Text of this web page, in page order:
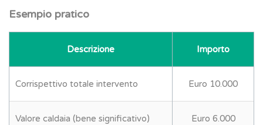
Esempio pratico
Descrizione Importo
Corrispettivo totale intervento Euro 10.000
Valore caldaia (bene significativo) Euro 6.000